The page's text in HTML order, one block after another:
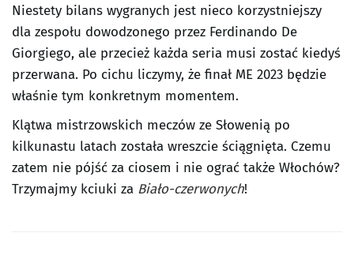
Niestety bilans wygranych jest nieco korzystniejszy
dla zespołu dowodzonego przez Ferdinando De
Giorgiego, ale przecież każda seria musi zostać kiedyś
przerwana. Po cichu liczymy, że finał ME 2023 będzie
właśnie tym konkretnym momentem.
Klątwa mistrzowskich meczów ze Słowenią po
kilkunastu latach została wreszcie ściągnięta. Czemu
zatem nie pójść za ciosem i nie ograć także Włochów?
Trzymajmy kciuki za Biało-czerwonych!